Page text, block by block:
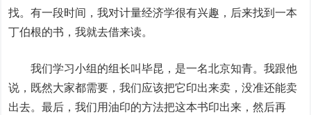
找。有一段时间，我对计量经济学很有兴趣，后来找到一本
丁伯根的书，我就去借来读。
我们学习小组的组长叫毕昆，是一名北京知青。我跟他
说，既然大家都需要，我们应该把它印出来卖，没准还能卖
出去。最后，我们用油印的方法把这本书印出来，然后再